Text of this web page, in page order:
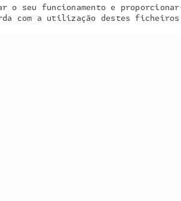
seu funcionamento e
com a utilização destes
site uses cookies. Learn more about